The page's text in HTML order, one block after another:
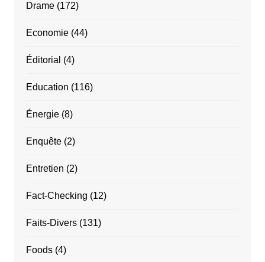
Drame(172)
Economie(44)
Éditorial (4)
Education (116)
Énergie(8)
Enquête(2)
Entretien (2)
Fact-Checking (12)
Faits-Divers(131)
Foods(4)